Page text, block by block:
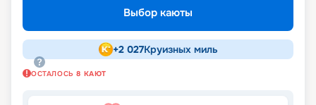
Выбор каюты
+2 027Круизных миль
ОСТАЛОСЬ 8 КАЮТ